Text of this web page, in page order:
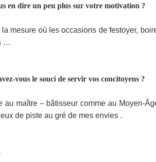
en dire un peu plus sur votre motivation ?
mesure où les occasions de festoyer,
…
vous le souci de servir vos concitoyens ?
au maître – bâtisseur comme au Moyen-
de piste au gré de mes envies .